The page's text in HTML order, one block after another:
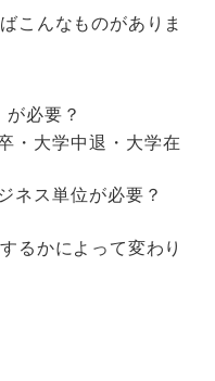
こんなものがありま
必要？
・大学中退・大学在
ネス単位が必要？
るかによって変わり